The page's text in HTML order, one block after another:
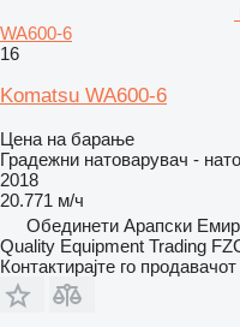
WA600-6
16
Komatsu WA600-6
Цена на барање
Градежни натоварувач -
2018
20.771 м/ч
Обединети Арапски
Quality Equipment Trading
Контактирајте го продавачот